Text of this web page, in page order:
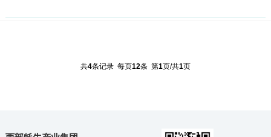
共4条记录 每页12条 第1页/共1页